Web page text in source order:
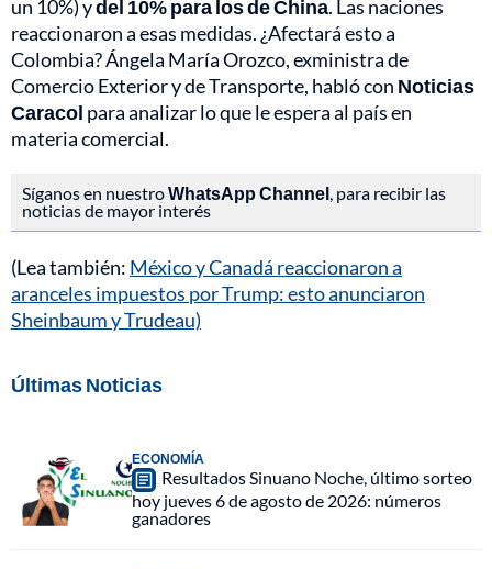
un 10%) ydel 10% para los de China. Las naciones
reaccionaron a esas medidas. ¿Afectará esto a
Colombia? Ángela María Orozco, exministra de
Comercio Exterior y de Transporte, habló con Noticias
Caracol para analizar lo que le espera al país en
materia comercial.
Síganos en nuestroWhatsApp Channel , para recibir las
noticias de mayor interés
(Lea también: México y Canadá reaccionaron a
aranceles impuestos por Trump: esto anunciaron
Sheinbaum y Trudeau)
Últimas Noticias
ECONOMÍA
Resultados Sinuano Noche, último sorteo
hoy jueves 6 de agosto de 2026: números
ganadores